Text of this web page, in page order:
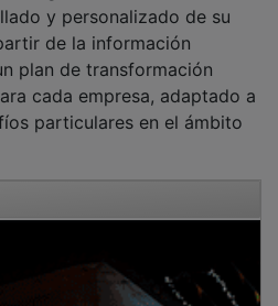
de la información
plan de transformación
cada empresa, adaptado a
particulares en el ámbito